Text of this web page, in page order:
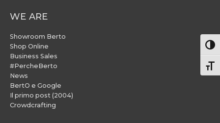
WE ARE
Showroom Berto
Shop Online
Business Sales
#PercheBerto
News
BertO e Google
Il primo post (2004)
Crowdcrafting